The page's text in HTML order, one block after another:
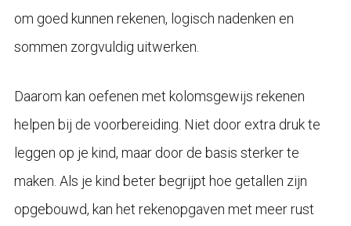
om goed kunnen rekenen, logisch nadenken en
sommen zorgvuldig uitwerken.
Daarom kan oefenen met kolomsgewijs rekenen
helpen bij de voorbereiding. Niet door extra druk te
leggen op je kind, maar door de basis sterker te
maken. Als je kind beter begrijpt hoe getallen zijn
opgebouwd, kan het rekenopgaven met meer rust